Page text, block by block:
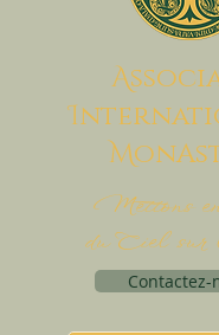
A
I
M
Mettons
du Ciel sur
Contactez-